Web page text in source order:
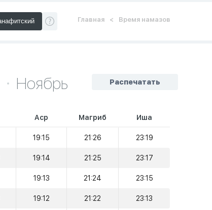
Главная Время намазов
Распечатать
Ноябрь
Аср Магриб Иша
19:15 21:26 23:19
19:14 21:25 23:17
19:13 21:24 23:15
19:12 21:22 23:13